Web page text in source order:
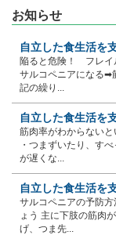
お知らせ
自立した食生活
陥ると危険！ フレイ
サルコペニアになる➡
記の繰り...
自立した食生活
筋肉率がわからない
・つまずいたり、す
が遅くな...
自立した食生活
サルコペニアの予防
ょう 主に下肢の筋肉
げ、つま先...